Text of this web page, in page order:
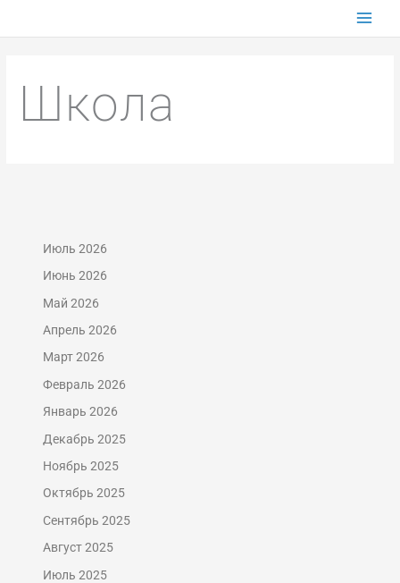
Школа
Июль 2026
Июнь 2026
Май 2026
Апрель 2026
Март 2026
Февраль 2026
Январь 2026
Декабрь 2025
Ноябрь 2025
Октябрь 2025
Сентябрь 2025
Август 2025
Июль 2025